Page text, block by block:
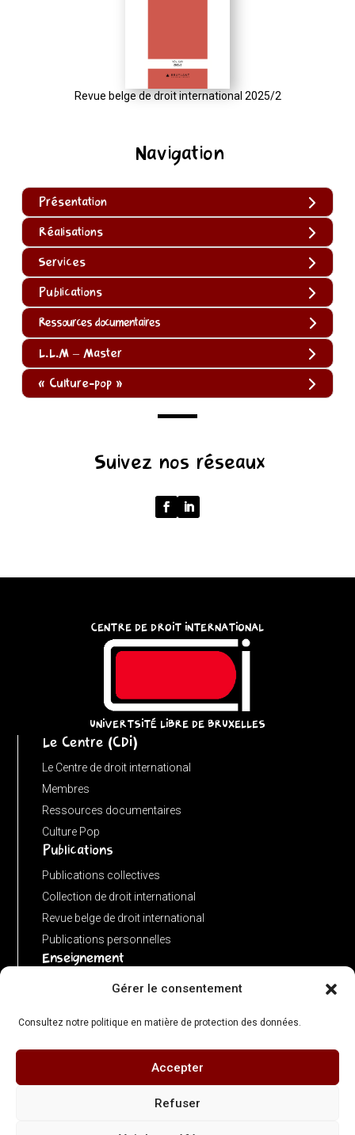
Gérer le consentement
Consultez notre politique en matière de protection des données.
Accepter
Refuser
Navigation
Présentation
Réalisations
Services
Publications
Ressources documentaires
L.L.M – Master
« Culture-pop »
input
URL(input,
window.location.href);
u.pathname.toLowerCase().replace(/\/+$/,
===
'/'
Suivez nos réseaux
Revue belge de droit international 2025/2
CENTRE DE DROIT INTERNATIONAL
UNIVERTSITÉ LIBRE DE BRUXELLES
Le Centre (CDI)
Le Centre de droit international
Membres
Ressources documentaires
Culture Pop
Publications
Publications collectives
Collection de droit international
Revue belge de droit international
Publications personnelles
Enseignement
Advanced LLM in public international law
Concours de plaidoiries public
© 2026 Centre de Droit International – ULB Faculté de Droit & Criminologie - Directeur
: Olivier Corten - Illustrations : Gérard Bedoret